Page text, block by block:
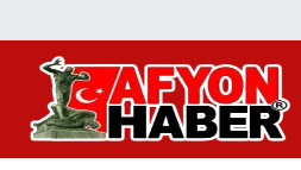
Afyon Haber